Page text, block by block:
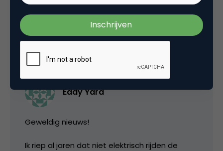
4 Reacties
Eddy Yard
Geweldig nieuws!
Ik riep al jaren dat niet elektrisch rijden de